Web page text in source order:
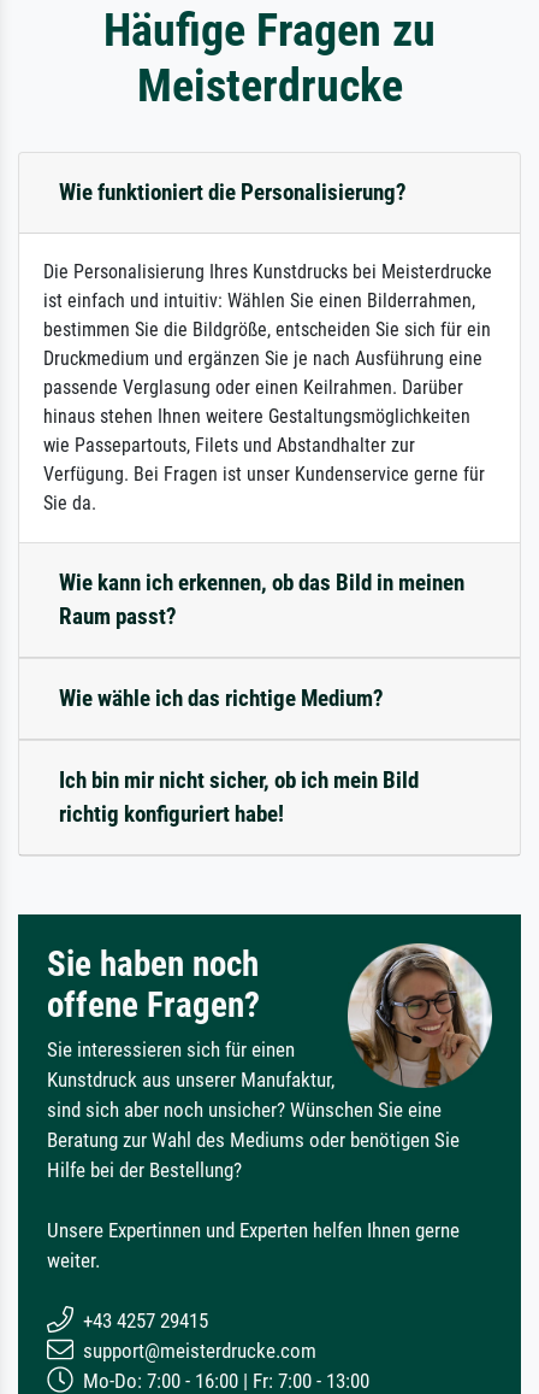
Häufige Fragen zu
Meisterdrucke
Wie funktioniert die Personalisierung?
Die Personalisierung Ihres Kunstdrucks bei Meisterdrucke
ist einfach und intuitiv: Wählen Sie einen Bilderrahmen,
bestimmen Sie die Bildgröße, entscheiden Sie sich für ein
Druckmedium und ergänzen Sie je nach Ausführung eine
passende Verglasung oder einen Keilrahmen. Darüber
hinaus stehen Ihnen weitere Gestaltungsmöglichkeiten
wie Passepartouts, Filets und Abstandhalter zur
Verfügung. Bei Fragen ist unser Kundenservice gerne für
Sie da.
Wie kann ich erkennen, ob das Bild in meinen
Raum passt?
Wie wähle ich das richtige Medium?
Ich bin mir nicht sicher, ob ich mein Bild
richtig konfiguriert habe!
Sie haben noch
offene Fragen?
Sie interessieren sich für einen
Kunstdruck aus unserer Manufaktur,
sind sich aber noch unsicher? Wünschen Sie eine
Beratung zur Wahl des Mediums oder benötigen Sie
Hilfe bei der Bestellung?
Unsere Expertinnen und Experten helfen Ihnen gerne
weiter.
+43 4257 29415
support@meisterdrucke.com
Mo-Do: 7:00 - 16:00 | Fr: 7:00 - 13:00